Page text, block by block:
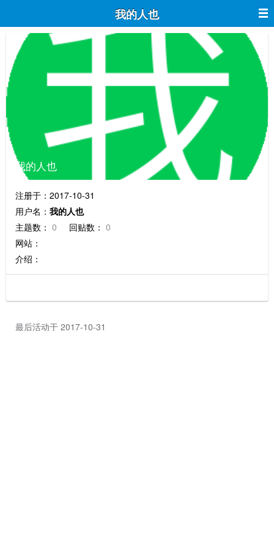
我的人也
我的人也
注册于：2017-10-31
用户名： 我的人也
主题数： 0 回贴数： 0
网站：
介绍：
最后活动于 2017-10-31